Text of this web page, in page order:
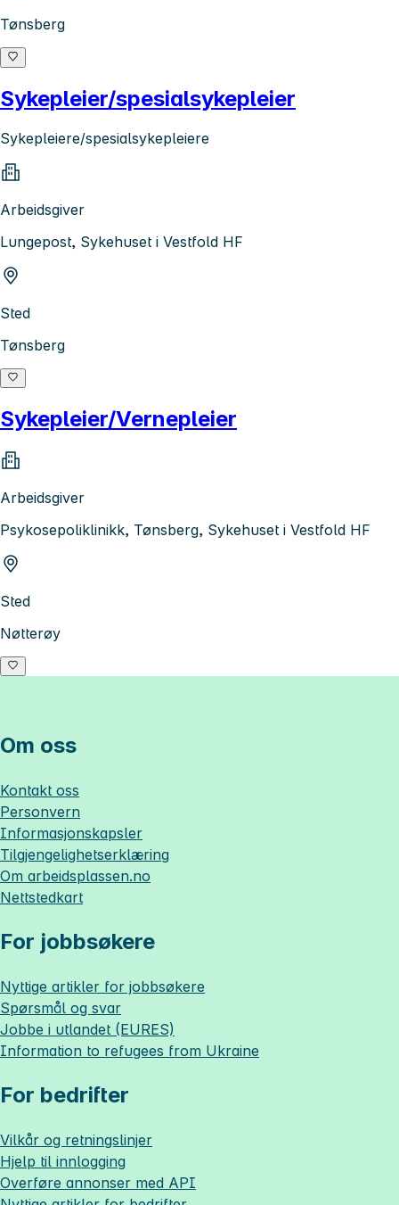
Tønsberg
Sykepleier/spesialsykepleier
Sykepleiere/spesialsykepleiere
Arbeidsgiver
Lungepost, Sykehuset i Vestfold HF
Sted
Tønsberg
Sykepleier/Vernepleier
Arbeidsgiver
Psykosepoliklinikk, Tønsberg, Sykehuset i Vestfold HF
Sted
Nøtterøy
Om oss
Kontakt oss
Personvern
Informasjonskapsler
Tilgjengelighetserklæring
Om arbeidsplassen.no
Nettstedkart
For jobbsøkere
Nyttige artikler for jobbsøkere
Spørsmål og svar
Jobbe i utlandet (EURES)
Information to refugees from Ukraine
For bedrifter
Vilkår og retningslinjer
Hjelp til innlogging
Overføre annonser med API